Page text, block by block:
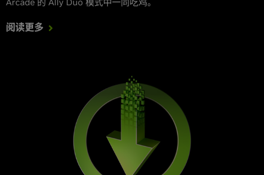
阅读更多